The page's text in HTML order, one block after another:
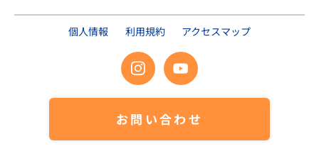
個人情報 利用規約 アクセスマップ
お問い合わせ